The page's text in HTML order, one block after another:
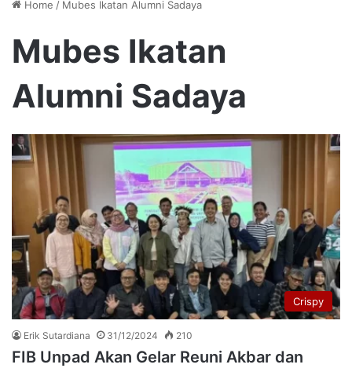
Home / Mubes Ikatan Alumni Sadaya
Mubes Ikatan
Alumni Sadaya
Crispy
Erik Sutardiana 31/12/2024 210
FIB Unpad Akan Gelar Reuni Akbar dan